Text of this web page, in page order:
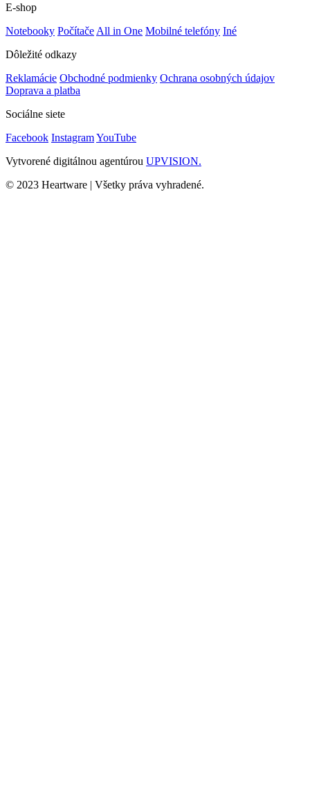
E-shop
Notebooky Počítače All in One Mobilné telefóny Iné
Dôležité odkazy
Reklamácie Obchodné podmienky Ochrana osobných údajov
Doprava a platba
Sociálne siete
Facebook InstagramYouTube
Vytvorené digitálnou agentúrou UPVISION.
© 2023 Heartware | Všetky práva vyhradené.